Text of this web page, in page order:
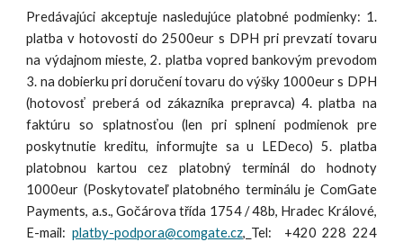
Predávajúci akceptuje nasledujúce platobné podmienky: 1.
platba v hotovosti do 2500eur s DPH pri prevzatí tovaru
na výdajnom mieste, 2. platba vopred bankovým prevodom
3. na dobierku pri doručení tovaru do výšky 1000eur s DPH
(hotovosť preberá od zákazníka prepravca) 4. platba na
faktúru so splatnosťou (len pri splnení podmienok pre
poskytnutie kreditu, informujte sa u LEDeco) 5. platba
platobnou kartou cez platobný terminál do hodnoty
1000eur (Poskytovateľ platobného terminálu je ComGate
Payments, a.s., Gočárova třída 1754 / 48b, Hradec Králové,
E-mail: platby-podpora@comgate.cz, Tel: +420 228 224